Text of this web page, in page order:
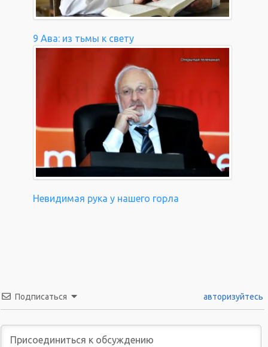
9 Ава: из тьмы к свету
Невидимая рука у нашего горла
Подписаться авторизуйтесь